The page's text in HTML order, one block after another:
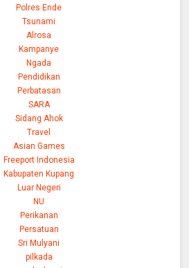
Polres Ende
Tsunami
Alrosa
Kampanye
Ngada
Pendidikan
Perbatasan
SARA
Sidang Ahok
Travel
Asian Games
Freeport Indonesia
Kabupaten Kupang
Luar Negeri
NU
Perikanan
Persatuan
Sri Mulyani
pilkada